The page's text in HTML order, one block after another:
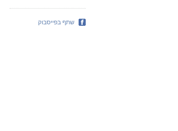
שתף בפייסבוק